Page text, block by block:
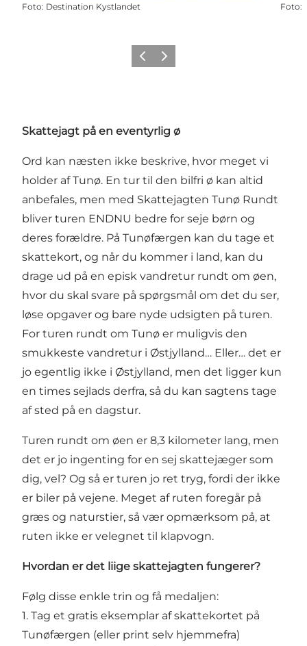
Foto: Destination Kystlandet Foto:
ForrigeNæste
Skattejagt på en eventyrlig ø
Ord kan næsten ikke beskrive, hvor meget vi
holder af Tunø. En tur til den bilfri ø kan altid
anbefales, men med Skattejagten Tunø Rundt
bliver turen ENDNU bedre for seje børn og
deres forældre. På Tunøfærgen kan du tage et
skattekort, og når du kommer i land, kan du
drage ud på en episk vandretur rundt om øen,
hvor du skal svare på spørgsmål om det du ser,
løse opgaver og bare nyde udsigten på turen.
For turen rundt om Tunø er muligvis den
smukkeste vandretur i Østjylland… Eller… det er
jo egentlig ikke i Østjylland, men det ligger kun
en times sejlads derfra, så du kan sagtens tage
af sted på en dagstur.
Turen rundt om øen er 8,3 kilometer lang, men
det er jo ingenting for en sej skattejæger som
dig, vel? Og så er turen jo ret tryg, fordi der ikke
er biler på vejene. Meget af ruten foregår på
græs og naturstier, så vær opmærksom på, at
ruten ikke er velegnet til klapvogn.
Hvordan er det liige skattejagten fungerer?
Følg disse enkle trin og få medaljen:
1. Tag et gratis eksemplar af skattekortet på
Tunøfærgen (eller print selv hjemmefra)